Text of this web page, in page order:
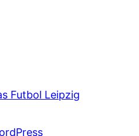
Futbol Leipzig